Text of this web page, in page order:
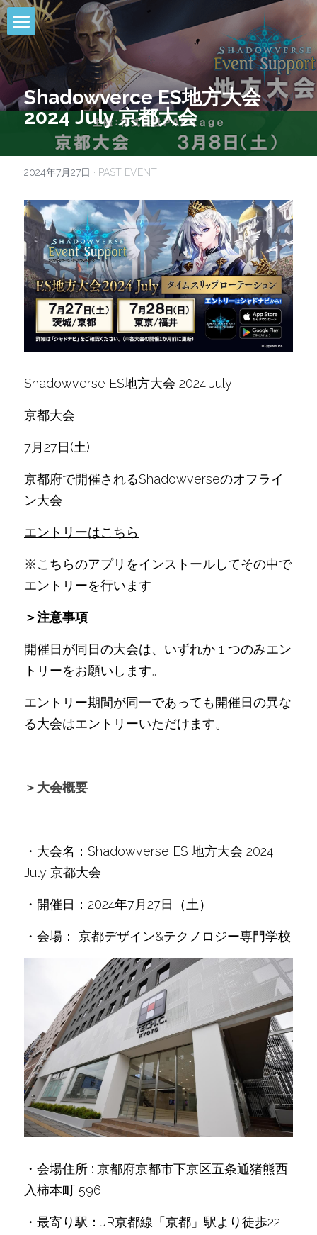
HOME
NEWS
EVENTS
CALENDAR
COMMUNITY
COMPANY
SHOP
Shadowverce ES地方大会
2024 July 京都大会
2024年7月27日 · PAST EVENT
Shadowverse ES地方大会 2024 July
京都大会
7月27日(土)
京都府で開催されるShadowverseのオフライ
ン大会
エントリーはこちら
※こちらのアプリをインストールしてその中で
エントリーを行います
＞注意事項
開催日が同日の大会は、いずれか 1 つのみエン
トリーをお願いします。
エントリー期間が同一であっても開催日の異な
る大会はエントリーいただけます。
＞大会概要
・大会名：Shadowverse ES 地方大会 2024
July 京都大会
・開催日：2024年7月27日（土）
・会場： 京都デザイン&テクノロジー専門学校
・会場住所 : 京都府京都市下京区五条通猪熊西
入柿本町 596
・最寄り駅：JR京都線「京都」駅より徒歩22